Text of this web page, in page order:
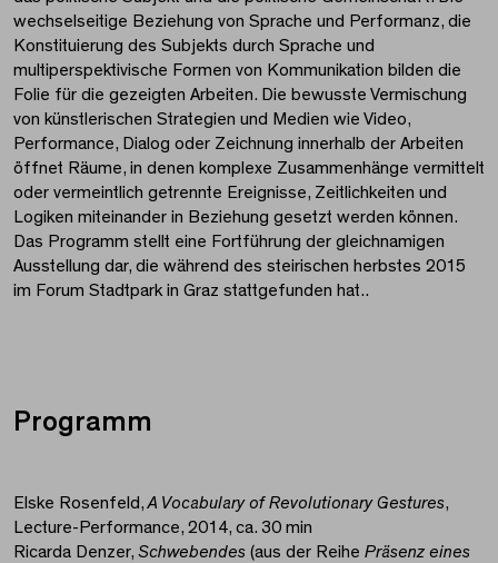
wechselseitige Beziehung von Sprache und Performanz, die
Konstituierung des Subjekts durch Sprache und
multiperspektivische Formen von Kommunikation bilden die
Folie für die gezeigten Arbeiten. Die bewusste Vermischung
von künstlerischen Strategien und Medien wie Video,
Performance, Dialog oder Zeichnung innerhalb der Arbeiten
öffnet Räume, in denen komplexe Zusammenhänge vermittelt
oder vermeintlich getrennte Ereignisse, Zeitlichkeiten und
Logiken miteinander in Beziehung gesetzt werden können.
Das Programm stellt eine Fortführung der gleichnamigen
Ausstellung dar, die während des steirischen herbstes 2015
im Forum Stadtpark in Graz stattgefunden hat..
Programm
Elske Rosenfeld,A Vocabulary of Revolutionary Gestures,
Lecture-Performance, 2014, ca. 30 min
Ricarda Denzer, Schwebendes (aus der Reihe Präsenz eines